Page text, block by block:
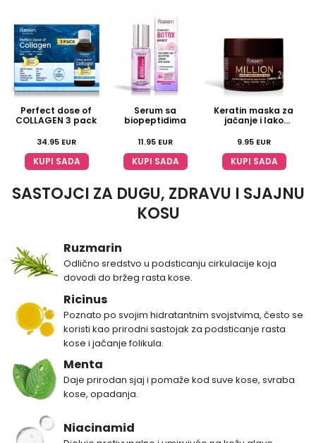
Perfect dose of
COLLAGEN 3 pack
34.95 EUR
KUPI SADA
Serum sa
biopeptidima
11.95 EUR
KUPI SADA
Keratin maska za
jačanje i lako
9.95 EUR
KUPI SADA
SASTOJCI ZA DUGU, ZDRAVU I SJAJNU
KOSU
Ruzmarin
Odlično sredstvo u podsticanju cirkulacije koja
dovodi do bržeg rasta kose.
Ricinus
Poznato po svojim hidratantnim svojstvima, često se
koristi kao prirodni sastojak za podsticanje rasta
kose i jačanje folikula.
Menta
Daje prirodan sjaj i pomaže kod suve kose, svraba
kose, opadanja.
Niacinamid